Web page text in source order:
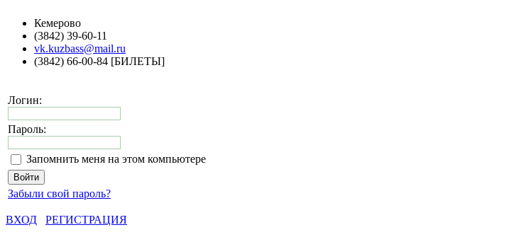
Кемерово
(3842) 39-60-11
vk.kuzbass@mail.ru
(3842) 66-00-84 [БИЛЕТЫ]
Логин:
Пароль:
Запомнить меня на этом компьютере
Забыли свой пароль?
ВХОД
РЕГИСТРАЦИЯ